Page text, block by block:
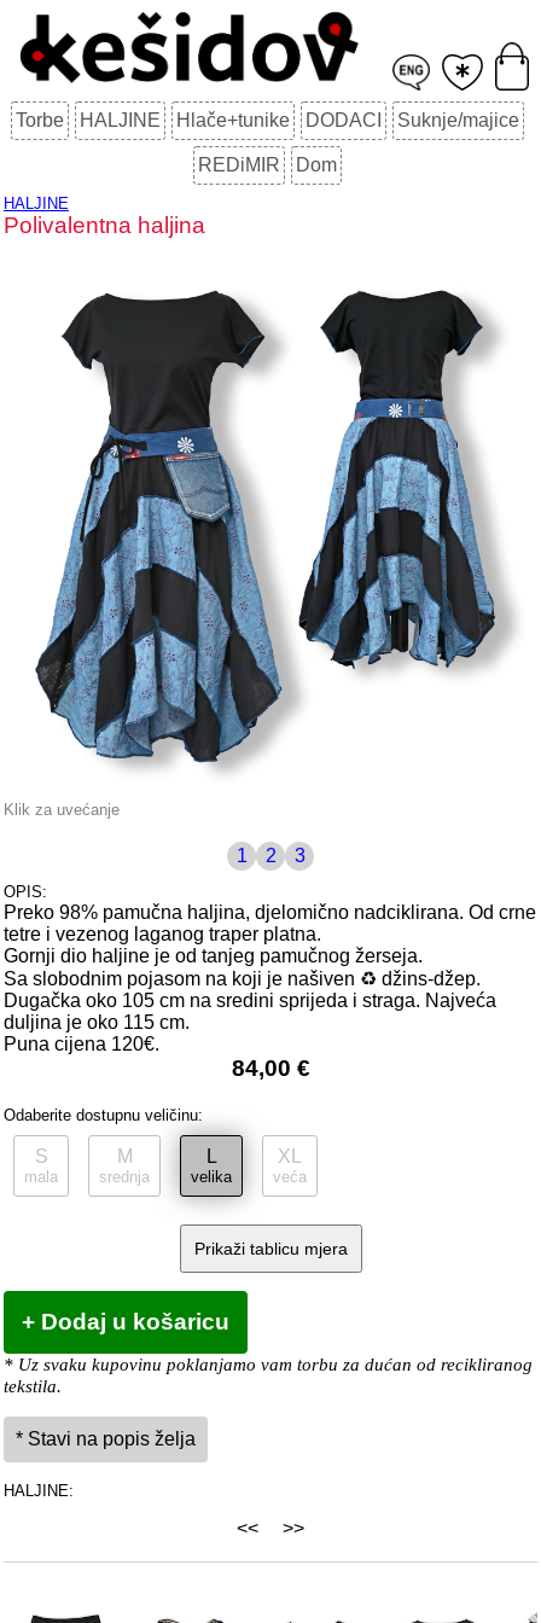
Torbe HALJINE Hlače+tunike DODACI Suknje/majice
REDiMIR Dom
HALJINE
Polivalentna haljina
Klik za uvećanje
1 2 3
OPIS:
Preko 98% pamučna haljina, djelomično nadciklirana. Od crne
tetre i vezenog laganog traper platna.
Gornji dio haljine je od tanjeg pamučnog žerseja.
Sa slobodnim pojasom na koji je našiven ♻️ džins-džep.
Dugačka oko 105 cm na sredini sprijeda i straga. Najveća
duljina je oko 115 cm.
Puna cijena 120€.
84,00 €
Odaberite dostupnu veličinu:
S
mala
M
srednja
L
velika
XL
veća
Prikaži tablicu mjera
* Uz svaku kupovinu poklanjamo vam torbu za dućan od recikliranog
tekstila.
HALJINE:
<< >>